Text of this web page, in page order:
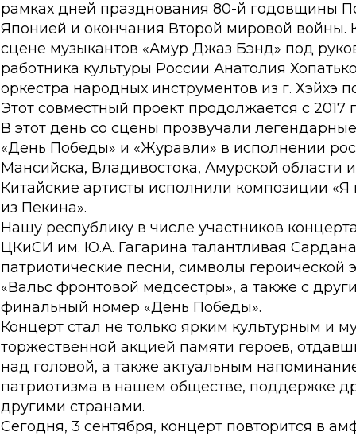
рамках дней празднования 80-й годовщины
Японией и окончания Второй мировой войны.
сцене музыкантов «Амур Джаз Бэнд» под
работника культуры России Анатолия
оркестра народных инструментов из г. Хэйхэ
Этот совместный проект продолжается с 2017
В этот день со сцены прозвучали
«День Победы» и «Журавли» в исполнении
Мансийска, Владивостока, Амурской области
Китайские артисты исполнили композиции
из Пекина».
Нашу республику в числе участников
ЦКиСИ им. Ю.А. Гагарина талантливая
патриотические песни, символы героической
«Вальс фронтовой медсестры», а также с
финальный номер «День Победы».
Концерт стал не только ярким культурным и
торжественной акцией памяти героев,
над головой, а также актуальным
патриотизма в нашем обществе, поддержке
другими странами.
Сегодня, 3 сентября, концерт повторится в